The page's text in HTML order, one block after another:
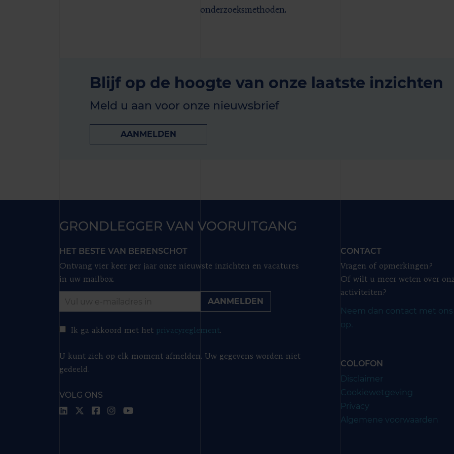
onderzoeksmethoden.
Blijf op de hoogte van onze laatste inzichten
Meld u aan voor onze nieuwsbrief
AANMELDEN
GRONDLEGGER VAN VOORUITGANG
HET BESTE VAN BERENSCHOT
Ontvang vier keer per jaar onze nieuwste inzichten en vacatures
in uw mailbox.
AANMELDEN
Ik ga akkoord met het privacyreglement.
U kunt zich op elk moment afmelden. Uw gegevens worden niet
gedeeld.
VOLG ONS
CONTACT
Vragen of opmerkingen?
Of wilt u meer weten over
activiteiten?
Neem dan contact met ons
op.
COLOFON
Disclaimer
Cookiewetgeving
Privacy
Algemene voorwaarden